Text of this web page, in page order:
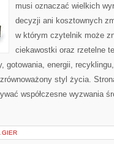
musi oznaczać wielkich
decyzji ani kosztownych
w którym czytelnik może
ciekawostki oraz rzetelne
gotowania, energii,
styl życia.
współczesne wyzwania
GIER